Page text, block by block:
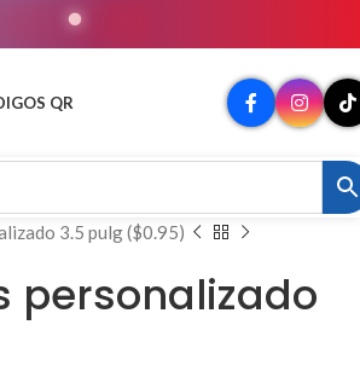
QR
3.5 pulg ($0.95)
personalizado